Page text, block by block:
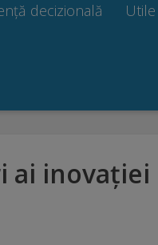
decizională Utile
ai inovației